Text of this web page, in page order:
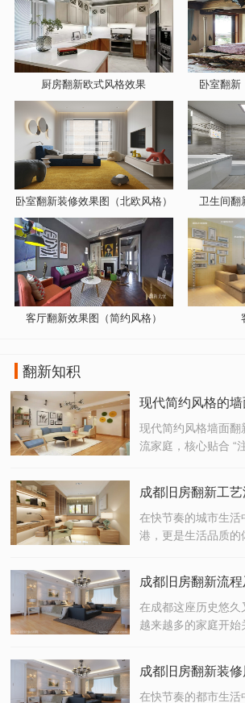
厨房翻新欧式风格效果 卧室翻新
卧室翻新装修效果图（北欧风格） 卫生间翻
客厅翻新效果图（简约风格）
翻新知积
现代简约风格墙面
流家庭，核心贴合 “
在快节奏的城市生
港，更是生活品质的
行翻新改造，那么
成都旧房翻新工艺流
活的重要一步。
在成都这座历史悠久
越来越多的家庭开始
成为现代家庭改善
但你是否清楚成都
在快节奏的都市生